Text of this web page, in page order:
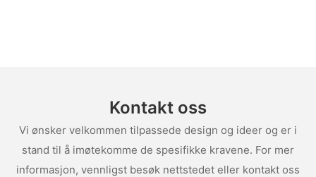
Kontakt oss
Vi ønsker velkommen tilpassede design og ideer og er i
stand til å imøtekomme de spesifikke kravene. For mer
informasjon, vennligst besøk nettstedet eller kontakt oss